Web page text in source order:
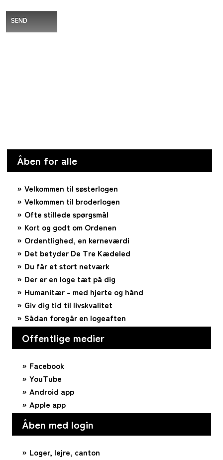
SEND
Åben for alle
Velkommen til søsterlogen
Velkommen til broderlogen
Ofte stillede spørgsmål
Kort og godt om Ordenen
Ordentlighed, en kerneværdi
Det betyder De Tre Kædeled
Du får et stort netværk
Der er en loge tæt på dig
Humanitær – med hjerte og hånd
Giv dig tid til livskvalitet
Sådan foregår en logeaften
Offentlige medier
Facebook
YouTube
Android app
Apple app
Åben med login
Loger, lejre, canton